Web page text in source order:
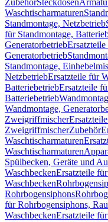
ZubehörSteckdosen
Waschtischarmaturen
Standmontage, Netzbetrieb
für Standmontage,
Generatorbetrieb
Generatorbetrieb
Standmontage,
NetzbetriebErsatzteile für
BatteriebetriebErsatzteile
Batteriebetrieb
Wandmontage,
Zweigriffmischer
ZweigriffmischerZubehör
Waschtischarmaturen
Waschtischarmaturen
Spülbecken, Geräte und
WaschbeckenErsatzteile
Waschbecken
Rohrbogensiphons
für Rohrbogensiphons,
WaschbeckenErsatzteile